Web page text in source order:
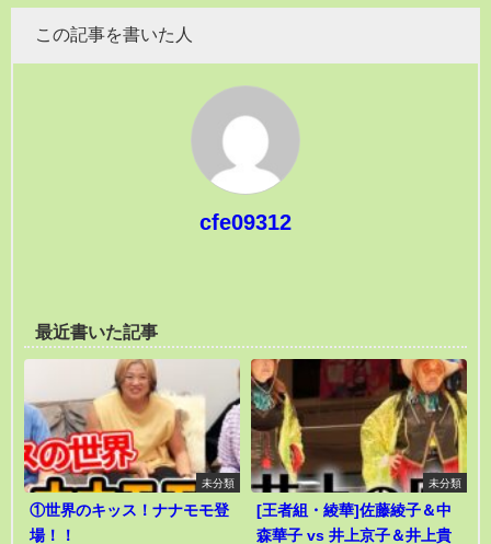
この記事を書いた人
cfe09312
最近書いた記事
未分類
①世界のキッス！ナナモモ登
場！！
未分類
[王者組・綾華]佐藤綾子＆中
森華子 vs 井上京子＆井上貴